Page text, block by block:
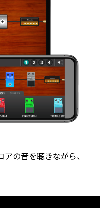
の音を聴きながら、